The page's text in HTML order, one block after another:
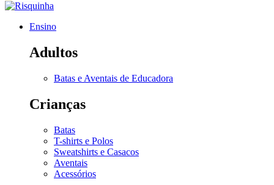
Ensino
Adultos
Batas e Aventais de Educadora
Crianças
Batas
T-shirts e Polos
Sweatshirts e Casacos
Aventais
Acessórios